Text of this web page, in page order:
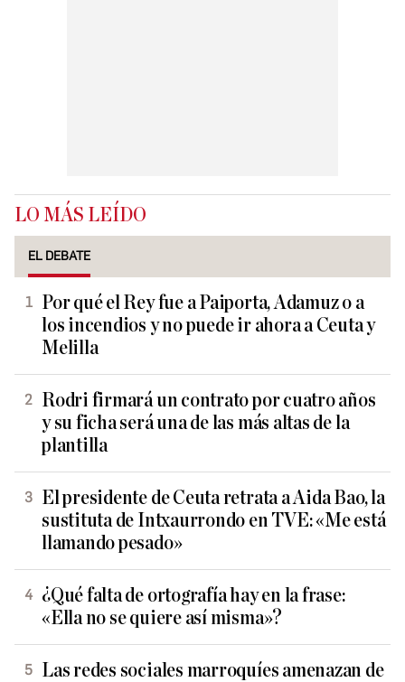
LO MÁS LEÍDO
EL DEBATE
Por qué el Rey fue a Paiporta, Adamuz o a
los incendios y no puede ir ahora a Ceuta y
Melilla
Rodri firmará un contrato por cuatro años
y su ficha será una de las más altas de la
plantilla
El presidente de Ceuta retrata a Aida Bao, la
sustituta de Intxaurrondo en TVE: «Me está
llamando pesado»
¿Qué falta de ortografía hay en la frase:
«Ella no se quiere así misma»?
Las redes sociales marroquíes amenazan de